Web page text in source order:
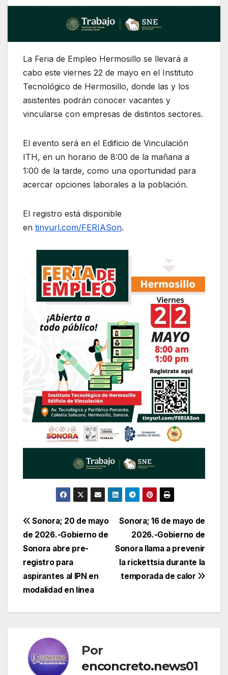
La Feria de Empleo Hermosillo se llevará a
cabo este viernes 22 de mayo en el Instituto
Tecnológico de Hermosillo, donde las y los
asistentes podrán conocer vacantes y
vincularse con empresas de distintos sectores.
El evento será en el Edificio de Vinculación
ITH, en un horario de 8:00 de la mañana a
1:00 de la tarde, como una oportunidad para
acercar opciones laborales a la población.
El registro está disponible
en tinyurl.com/FERIASon.
Navegación
de
entradas
Sonora; 16 de mayo de
2026.-Gobierno de
Sonora llama a prevenir
la rickettsia durante la
temporada de calor
Sonora; 20 de mayo
de 2026.-Gobierno de
Sonora abre pre-
registro para
aspirantes al IPN en
modalidad en línea
Por
enconcreto.news01